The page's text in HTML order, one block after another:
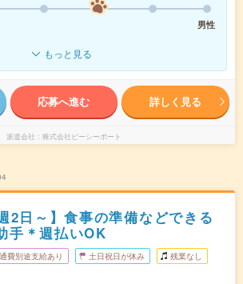
男性
もっと見る
応募へ進む 詳しく見る
派遣会社 株式会社ピーシーポート
2日～】食事の準備などできる
手＊週払いOK
費別途支給あり 土日祝日が休み 残業なし